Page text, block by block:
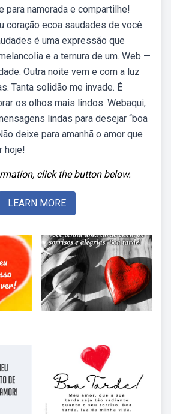
para namorada e compartilhe!
coração ecoa saudades de você.
é uma expressão que
e a ternura de um. Web —
Outra noite vem e com a luz
Tanta solidão me invade. É
os olhos mais lindos. Webaqui,
lindas para desejar “boa
deixe para amanhã o amor que
hoje!
click the button below.
LEARN MORE